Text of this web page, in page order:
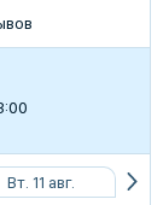
Вт. 11 авг.